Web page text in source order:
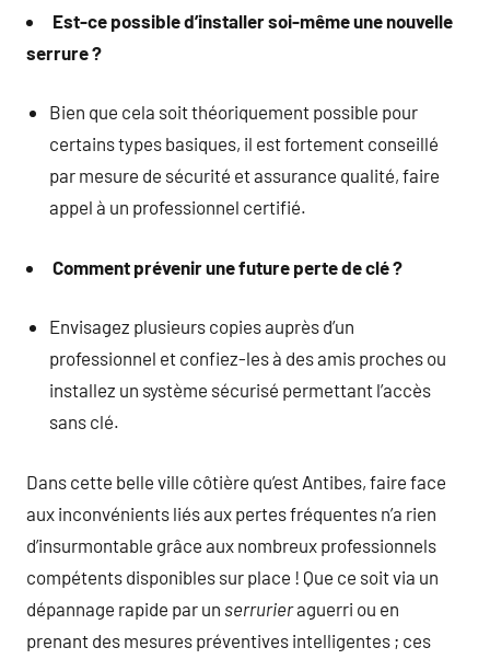
Est-ce possible d’installer soi-même une nouvelle
serrure ?
Bien que cela soit théoriquement possible pour
certains types basiques, il est fortement conseillé
par mesure de sécurité et assurance qualité, faire
appel à un professionnel certifié.
Comment prévenir une future perte de clé ?
Envisagez plusieurs copies auprès d’un
professionnel et confiez-les à des amis proches ou
installez un système sécurisé permettant l’accès
sans clé.
Dans cette belle ville côtière qu’est Antibes, faire face
aux inconvénients liés aux pertes fréquentes n’a rien
d’insurmontable grâce aux nombreux professionnels
compétents disponibles sur place ! Que ce soit via un
dépannage rapide par un serrurieraguerri ou en
prenant des mesures préventives intelligentes ; ces